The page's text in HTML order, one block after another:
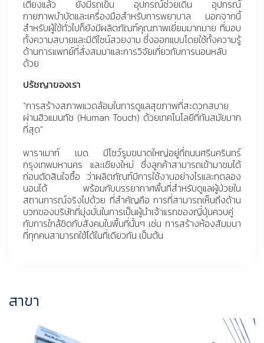
เตียงแล้ว ยังมีรถเข็น อุปกรณ์ช่วยเดิน อุปกรณ์
กายภาพบำบัดและเครื่องมือสำหรับการพยาบาล นอกจากนี้
สำหรับผู้ใช้ทั่วไปก็ยังมีผลิตภัณฑ์คุณภาพเยี่ยมมากมาย ที่มอบ
ทั้งความสบายและมีดีไซน์สวยงาม ซึ่งออกแบบโดยใช้ทั้งความรู้
ด้านการแพทย์ที่สั่งสมมาและการวิจัยเกี่ยวกับการนอนหลับ
ด้วย
ปรัชญาของเรา
“การสร้างสภาพแวดล้อมในการดูแลสุขภาพที่สะดวกสบาย
ผ่านฮิวแมนทัช (Human Touch) ด้วยเทคโนโลยีที่ทันสมัยมาก
ที่สุด”
พาราเมาท์ เบด มีโชว์รูมขนาดใหญ่อยู่ที่ถนนศรีนครินทร์
กรุงเทพมหานคร และเชียงใหม่ ซึ่งลูกค้าสามารถเข้ามาชมได้
ก่อนตัดสินใจซื้อ ว่าผลิตภัณฑ์มีการใช้งานอย่างไรและทดลอง
นอนได้ พร้อมกับบรรยากาศพื้นที่สำหรับดูแลผู้ป่วยใน
สถานการณ์จริงไปด้วย ที่สำคัญคือ การที่สามารถเห็นถึงด้าน
บวกของบริษัทที่มุ่งมั่นในการเป็นผู้นำเจ้าแรกของญี่ปุ่นควบคู่
กับการใกล้ชิดกับสังคมในพื้นที่นั้นๆ เช่น การสร้างห้องสัมมนา
ที่ทุกคนสามารถใช้ได้ในที่เดียวกัน เป็นต้น
สาขา